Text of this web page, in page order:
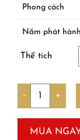
Phong cách
Năm phát hành
Thể tích
Số lượng
MUA